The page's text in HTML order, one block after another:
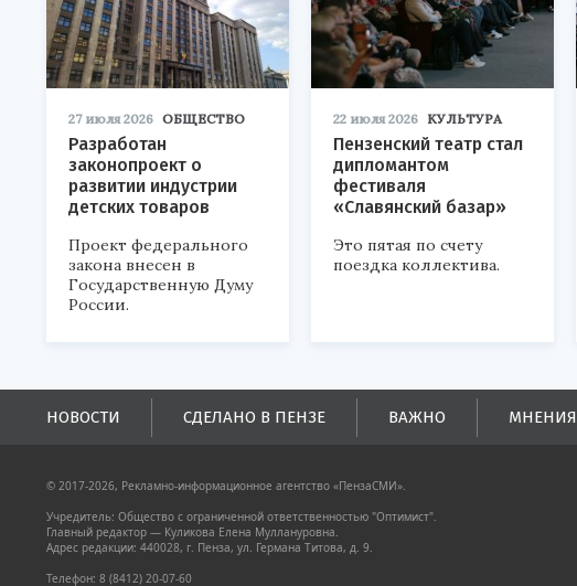
27 июля 2026 ОБЩЕСТВО
Разработан
законопроект о
развитии индустрии
детских товаров
Проект федерального
закона внесен в
Государственную Думу
России.
22 июля 2026 КУЛЬТУРА
Пензенский театр стал
дипломантом
фестиваля
«Славянский базар»
Это пятая по счету
поездка коллектива.
НОВОСТИ СДЕЛАНО В ПЕНЗЕ ВАЖНО МНЕНИЯ
© 2017-2026, Рекламно-информационное агентство «ПензаСМИ».
Учредитель: Общество с ограниченной ответственностью "Оптимист".
Главный редактор — Куликова Елена Муллануровна.
Адрес редакции: 440028, г. Пенза, ул. Германа Титова, д. 9.
Телефон: 8 (8412) 20-07-60